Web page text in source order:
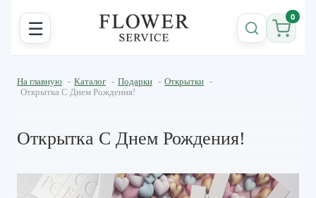
☰ 0
На главную - Каталог - Подарки - Открытки -
Открытка С Днем Рождения!
Открытка С Днем Рождения!